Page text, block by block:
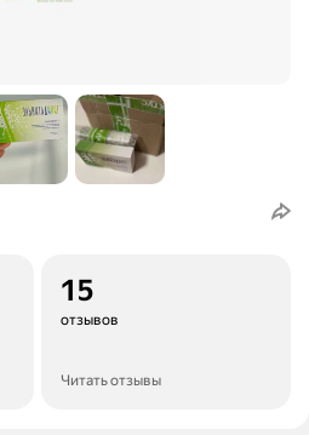
15
отзывов
Читать отзывы